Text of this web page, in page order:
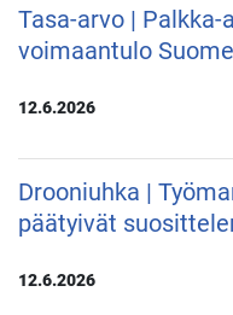
Tasa-arvo |
voimaantulo
12.6.2026
Drooniuhka |
päätyivät
12.6.2026